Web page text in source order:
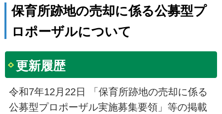
保育所跡地の売却に係る公募型プ
ロポーザルについて
更新履歴
令和7年12月22日 「保育所跡地の売却に係る
公募型プロポーザル実施募集要領」等の掲載